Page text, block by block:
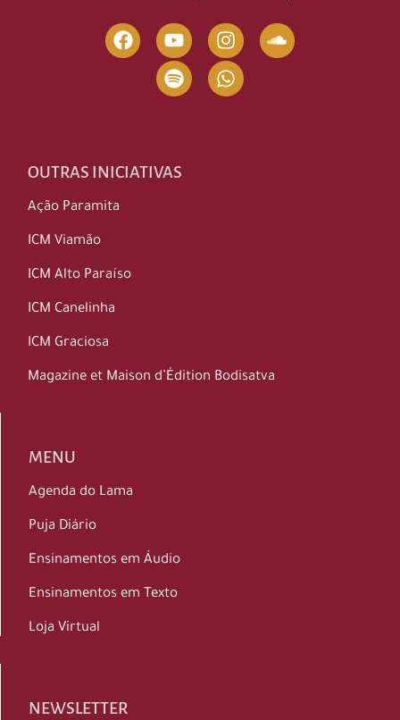
OUTRAS INICIATIVAS
Ação Paramita
ICM Viamão
ICM Alto Paraíso
ICM Canelinha
ICM Graciosa
Magazine et Maison d’Édition Bodisatva
MENU
Agenda do Lama
Puja Diário
Ensinamentos em Áudio
Ensinamentos em Texto
Loja Virtual
NEWSLETTER